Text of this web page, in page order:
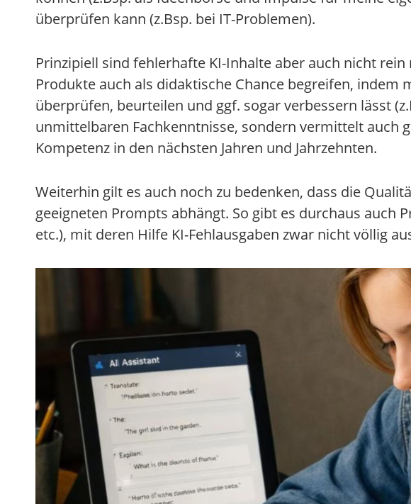
überprüfen kann (z.Bsp. bei IT-Problemen).
Prinzipiell sind fehlerhafte KI-Inhalte aber auch nicht
Produkte auch als didaktische Chance begreifen,
überprüfen, beurteilen und ggf. sogar verbessern lässt
unmittelbaren Fachkenntnisse, sondern vermittelt auch
Kompetenz in den nächsten Jahren und Jahrzehnten.
Weiterhin gilt es auch noch zu bedenken, dass die
geeigneten Prompts abhängt. So gibt es durchaus auch
etc.), mit deren Hilfe KI-Fehlausgaben zwar nicht völlig